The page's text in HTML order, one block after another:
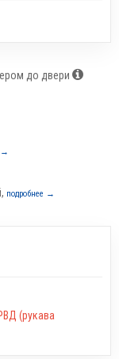
до двери
→
подробнее →
(рукава